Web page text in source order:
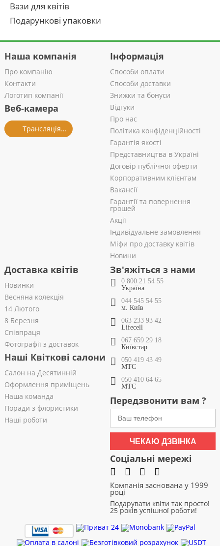
Вази для квітів
Подарункові упаковки
Наша компанія
Про компанію
Контакти
Логотип компанії
Веб-камера
Трансляція із салону
Інформація
Способи оплати
Способи доставки
Знижки та бонуси
Відгуки
Про нас
Політика конфіденційності
Гарантія якості
Представництва в Україні
Договір публічної оферти
Корпоративним клієнтам
Вакансії
Гарантії та повернення
грошей
Акції
Індивідуальне замовлення
Міфи про доставку квітів
Новини
Доставка квітів
Новинки
Весняна колекція
14 Лютого
8 Березня
Співпраця
Фотографії з доставок
Наші Квіткові салони
Салон на Десятинній
Оформлення приміщень
Наша команда
Поради з флористики
Наші роботи
Зв'яжіться з нами
0 800 21 54 55
Україна
044 545 54 55
м. Київ
063 233 93 42
Lifecell
067 659 29 18
Київстар
050 419 43 49
МТС
050 410 64 65
МТС
Передзвонити вам ?
ЧЕКАЮ ДЗВІНКА
Соціальні мережі
Компанія заснована у 1999
році
Подарувати квіти так просто!
25 років успішної роботи!